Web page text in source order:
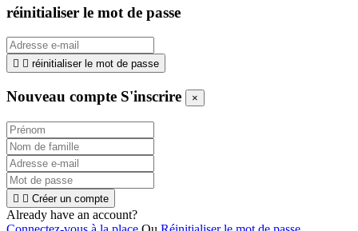
réinitialiser le mot de passe
  réinitialiser le mot de passe
Nouveau compte S'inscrire ×
  Créer un compte
Already have an account?